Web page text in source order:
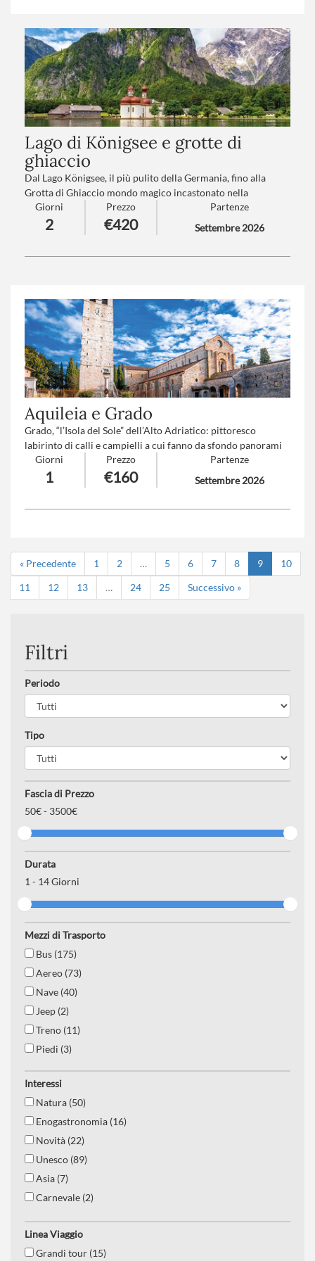
Trattamento: Pensione completa con bevande
Numero partecipanti: minimo 20 - massimo 40
Lago di Königsee e grotte di
ghiaccio
Dal Lago Königsee, il più pulito della Germania, fino alla
Grotta di Ghiaccio mondo magico incastonato nella
profondità delle montagne. Un viaggio attivo, ricco di natura
e fascino per tutta la famiglia. Nella natura alpina più pura.
Numero partecipanti: minimo 20 - massimo 40
Giorni
2
Prezzo
€420
Partenze
Settembre 2026
Aquileia e Grado
Grado, “l’Isola del Sole” dell’Alto Adriatico: pittoresco
labirinto di calli e campielli a cui fanno da sfondo panorami
incantevoli sul lungomare e la laguna. Dopo una navigazione
tra canali e barene, pranzo immersi in quest’oasi naturale
sull’isola di Anfora. Aquileia, antica città romana Patrimonio
Giorni
1
Prezzo
€160
Partenze
Settembre 2026
« Precedente 1 2 … 5 6 7 8 9
10
11
12 13 … 24 25 Successivo »
Filtri
Periodo
Tipo
Fascia di Prezzo
50€ - 3500€
Durata
1- 14Giorni
Mezzi di Trasporto
Bus (175)
Aereo (73)
Nave (40)
Jeep (2)
Treno (11)
Piedi (3)
Interessi
Natura (50)
Enogastronomia (16)
Novità (22)
Unesco (89)
Asia (7)
Carnevale (2)
Nord europa (15)
Destinazioni da sogno (19)
Linea Viaggio
Grandi tour (15)